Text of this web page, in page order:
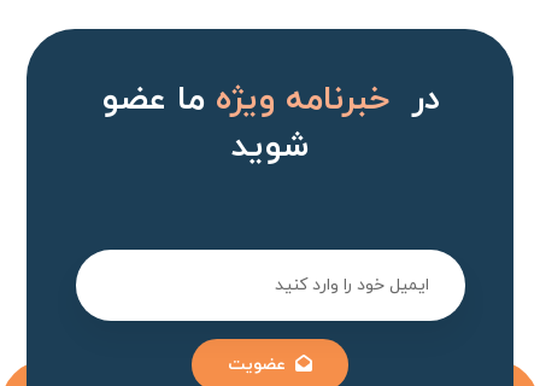
درخبرنامه ویژهما عضو
شوید
عضویت